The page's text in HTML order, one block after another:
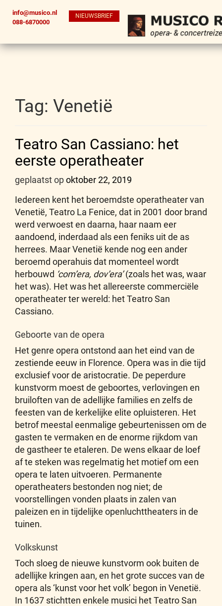
info@musico.nl
088-6870000
NIEUWSBRIEF
Tag: Venetië
Teatro San Cassiano: het
eerste operatheater
geplaatst opoktober 22, 2019
Iedereen kent het beroemdste operatheater van
Venetië, Teatro La Fenice, dat in 2001 door brand
werd verwoest en daarna, haar naam eer
aandoend, inderdaad als een feniks uit de as
herrees. Maar Venetië kende nog een ander
beroemd operahuis dat momenteel wordt
herbouwd ‘com’era, dov’era’(zoals het was, waar
het was). Het was het allereerste commerciële
operatheater ter wereld: het Teatro San
Cassiano.
Geboorte van de opera
Het genre opera ontstond aan het eind van de
zestiende eeuw in Florence. Opera was in die tijd
exclusief voor de aristocratie. De peperdure
kunstvorm moest de geboortes, verlovingen en
bruiloften van de adellijke families en zelfs de
feesten van de kerkelijke elite opluisteren. Het
betrof meestal eenmalige gebeurtenissen om de
gasten te vermaken en de enorme rijkdom van
de gastheer te etaleren. De wens elkaar de loef
af te steken was regelmatig het motief om een
opera te laten uitvoeren. Permanente
operatheaters bestonden nog niet; de
voorstellingen vonden plaats in zalen van
paleizen en in tijdelijke openluchttheaters in de
tuinen.
Volkskunst
Toch sloeg de nieuwe kunstvorm ook buiten de
adellijke kringen aan, en het grote succes van de
opera als ‘kunst voor het volk’ begon in Venetië.
In 1637 stichtten enkele musici het Teatro San